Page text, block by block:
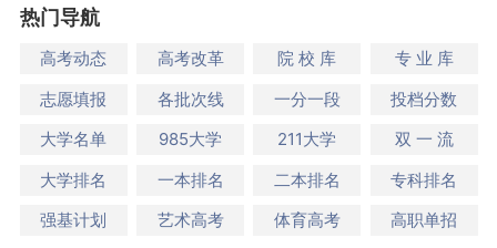
热门导航
高考动态 高考改革 院 校 库
专 业 库
志愿填报
各批次线 一分一段
投档分数
大学名单
985大学 211大学
双 一 流
大学排名
一本排名 二本排名
专科排名
强基计划
艺术高考 体育高考 高职单招